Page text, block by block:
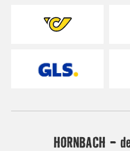
HORNBACH -